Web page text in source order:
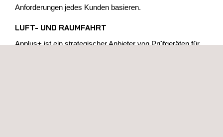
Anforderungen jedes Kunden basieren.
LUFT- UND RAUMFAHRT
Applus+ ist ein strategischer Anbieter von Prüfgeräten für